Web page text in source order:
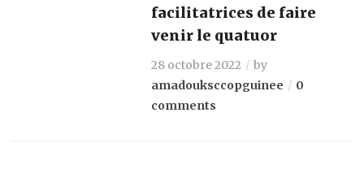
facilitatrices de faire
venir le quatuor
28 octobre 2022
by
amadouksccopguinee
0
comments